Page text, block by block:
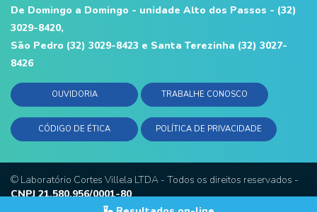
De Domingo a Domingo - unidade Alto dos Passos - (32)
3029-8420,
São Pedro (32) 3029-8423 e Santa Terezinha (32) 3027-
8426
OUVIDORIA TRABALHE CONOSCO
CÓDIGO DE ÉTICA POLÍTICA DE PRIVACIDADE
© Laboratório Cortes Villela LTDA - Todos os direitos reservados -
CNPJ 21.580.956/0001-80
Desenvolvido por